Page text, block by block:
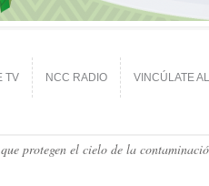
TV NCC RADIO VINCÚLATE
protegen el cielo de la